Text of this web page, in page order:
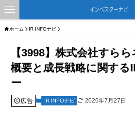
ホーム IR INFOナビ
【3998】株式会社すら
概要と成長戦略に関する
ー
広告 IR INFOナビ 2026年7月27日